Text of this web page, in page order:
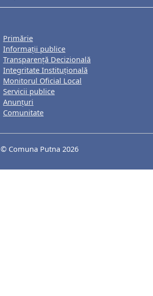
Primărie
Informații publice
Transparență Decizională
Integritate Instituțională
Monitorul Oficial Local
Servicii publice
Anunțuri
Comunitate
© Comuna Putna 2026